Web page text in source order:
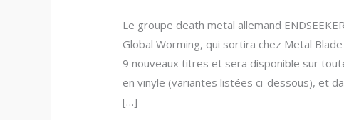
Le groupe death metal allemand
Global Worming, qui sortira chez Metal
9 nouveaux titres et sera disponible sur
en vinyle (variantes listées ci-dessous), et
[…]